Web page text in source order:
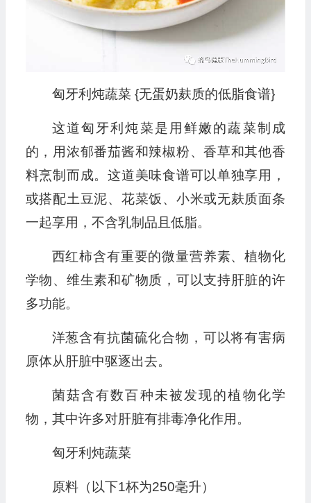
匈牙利炖蔬菜 {无蛋奶麸质的低脂食谱}
这道匈牙利炖菜是用鲜嫩的蔬菜制成
的，用浓郁番茄酱和辣椒粉、香草和其他香
料烹制而成。这道美味食谱可以单独享用，
或搭配土豆泥、花菜饭、小米或无麸质面条
一起享用，不含乳制品且低脂。
西红柿含有重要的微量营养素、植物化
学物、维生素和矿物质，可以支持肝脏的许
多功能。
洋葱含有抗菌硫化合物，可以将有害病
原体从肝脏中驱逐出去。
菌菇含有数百种未被发现的植物化学
物，其中许多对肝脏有排毒净化作用。
匈牙利炖蔬菜
原料（以下1杯为250毫升）